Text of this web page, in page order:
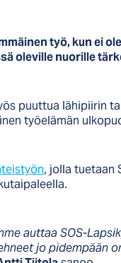
työ, kun ei
oleville nuorille
puuttua lähipiirin
työelämän
, jolla tuetaan
auttaa SOS-
jo pidempään